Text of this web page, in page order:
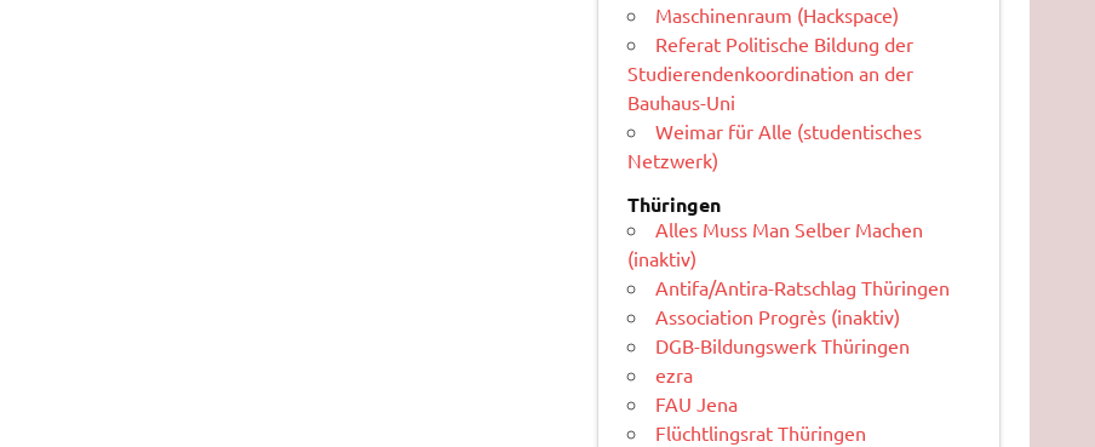
Maschinenraum (Hackspace)
Referat Politische Bildung der
Studierendenkoordination an der
Bauhaus-Uni
Weimar für Alle (studentisches
Netzwerk)
Thüringen
Alles Muss Man Selber Machen
(inaktiv)
Antifa/Antira-Ratschlag Thüringen
Association Progrès (inaktiv)
DGB-Bildungswerk Thüringen
ezra
FAU Jena
Flüchtlingsrat Thüringen